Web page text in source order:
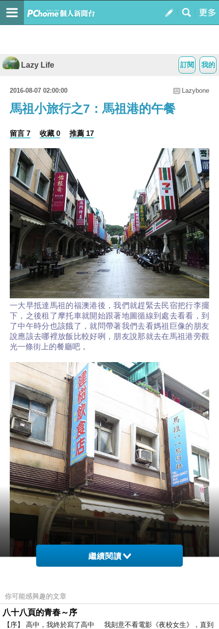
我的
訂閱
Lazy Life
2016-08-07 02:00:00 Lazybone
馬祖小旅行之7：馬祖港的午餐
留言 7 收藏 0 推薦 17
一大早抵達馬祖的福澳港後，我們就趕緊去民宿把行李擺
下，之後租了摩托車就開始跟著地圖循線到處去看看，到
了中午時分也該餓了，就問帶著我們去看媽祖巨像的朋友
說應該去哪裡放飯比較好咧，朋友說那就去在馬祖港旁觀
光一條街上的餐廳吧，
繼續閱讀
你可能感興趣的文章
八十八頁的青春～序
【序】 高中，我終於寫了高中 我刻意不看電影《夜校女生》，直到